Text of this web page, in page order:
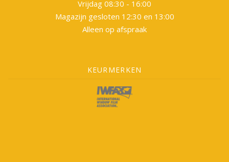
Vrijdag 08:30 - 16:00
Magazijn gesloten 12:30 en 13:00
Alleen op afspraak
KEURMERKEN